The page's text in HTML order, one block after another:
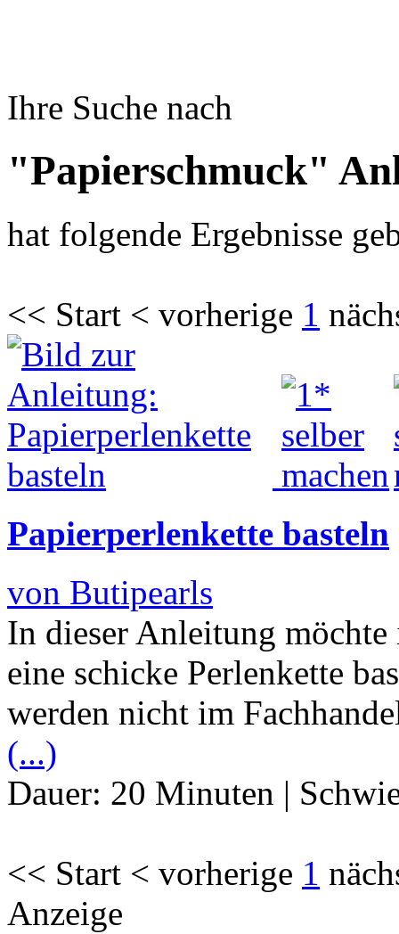
Ihre Suche nach
"Papierschmuck"
hat folgende Ergebnisse
<< Start < vorherige 1
Papierperlenkette basteln
von Butipearls
In dieser Anleitung
eine schicke Perlenkette
werden nicht im
(...)
Dauer: 20 Minuten |
<< Start < vorherige 1
Anzeige